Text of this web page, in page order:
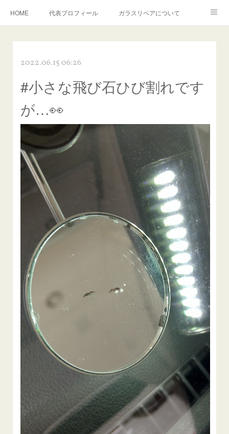
HOME 代表プロフィール ガラスリペアについて
飛び石施工料金について
当店へのアクセス 建築ガラスキズ取り・研磨・磨き
【プロ使用】フッ素系ガラストリートメント『アクアペル』
欧州車モールの白サビやシミを落とす！ ガラスリペア施工価格
飛び石ひび割れでヒビ先が伸びた場合は？
2022.06.15 06:26
#小さな飛び石ひび割れです
が…👀